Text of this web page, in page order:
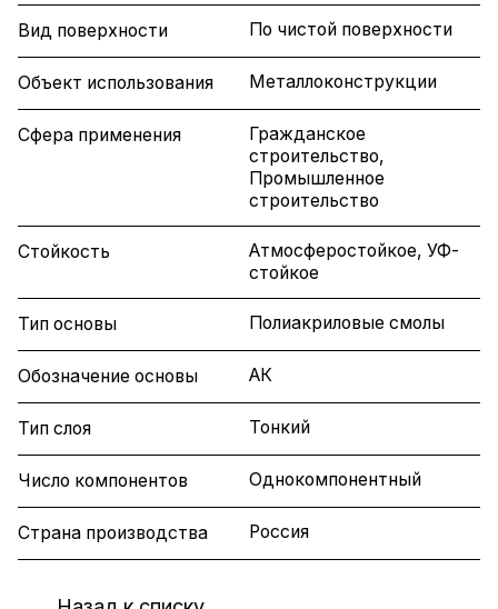
Вид поверхности По чистой поверхности
Объект использования Металлоконструкции
Сфера применения
Гражданское
строительство,
Промышленное
строительство
Стойкость
Атмосферостойкое, УФ-
стойкое
Тип основы Полиакриловые смолы
Обозначение основы АК
Тип слоя Тонкий
Число компонентов Однокомпонентный
Страна производства Россия